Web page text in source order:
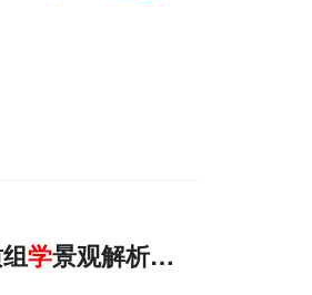
学景观解析肝内胆管癌肿